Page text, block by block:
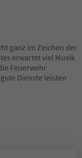
ganz im Zeichen der
erwartet viel Musik
Feuerwehr
Dienste leisten